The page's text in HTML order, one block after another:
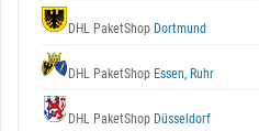
DHL PaketShop Dortmund
DHL PaketShop Essen, Ruhr
DHL PaketShop Düsseldorf